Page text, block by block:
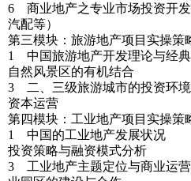
6 商业地产之专业市场投资开发
汽配等）
第三模块：旅游地产项目实操策
1 中国旅游地产开发理论
自然风景区的有机结合
3 二、三级旅游城市的投
资本运营
第四模块：工业地产项目实操策
1 中国的工业地产发
投资策略与融资模式分析
3 工业地产主题定位与商